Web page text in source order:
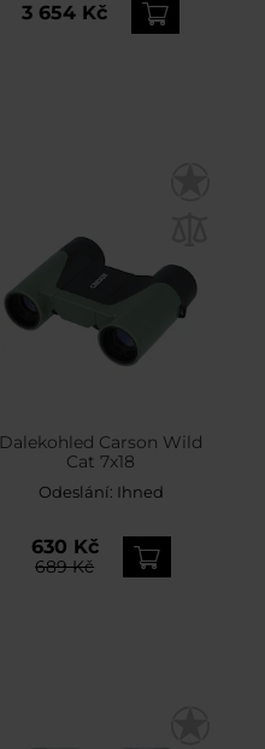
3 654 Kč
Dalekohled Carson Wild
Cat 7x18
Odeslání: Ihned
630 Kč
689 Kč